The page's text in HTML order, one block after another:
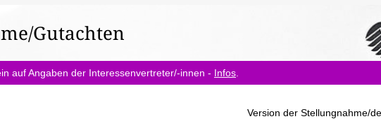
Gutachten
auf Angaben der Interessenvertreter/-innen - Infos
Version der Stellungnahme/